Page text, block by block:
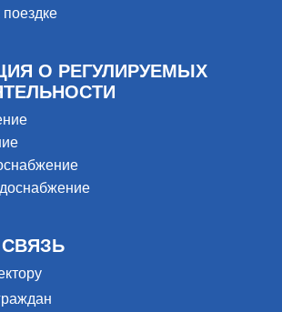
поездке
О РЕГУЛИРУЕМЫХ